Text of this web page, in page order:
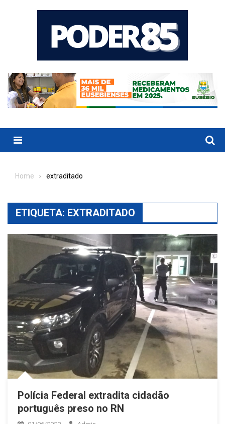
Menu
Home extraditado
ETIQUETA: EXTRADITADO
Polícia Federal extradita cidadão
português preso no RN